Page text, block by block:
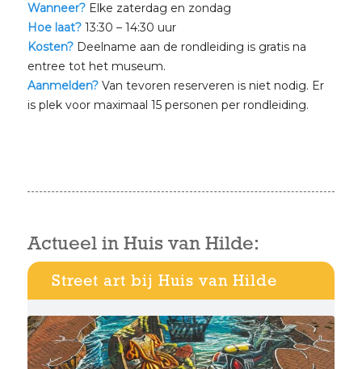
Wanneer?Elke zaterdag en zondag
Hoe laat?13:30 – 14:30 uur
Kosten?Deelname aan de rondleiding is gratis na
entree tot het museum.
Aanmelden?Van tevoren reserveren is niet nodig. Er
is plek voor maximaal 15 personen per rondleiding.
Actueel in Huis van Hilde:
Street art bij Huis van Hilde